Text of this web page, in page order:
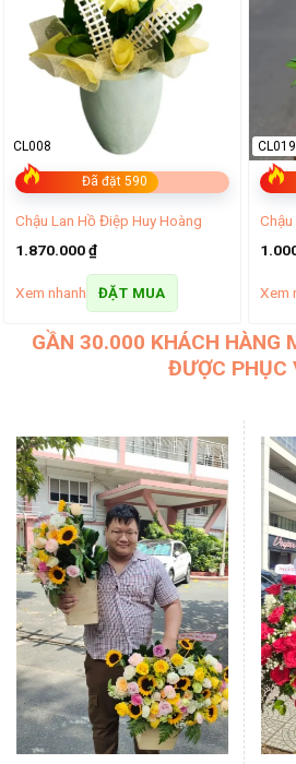
Đã đặt 590
CL008
Chậu Lan Hồ Điệp Huy Hoàng
1.870.000₫
Xem nhanh ĐẶT MUA
CL019
Xem
GẦN 30.000 KHÁCH HÀNG
ĐƯỢC PHỤC